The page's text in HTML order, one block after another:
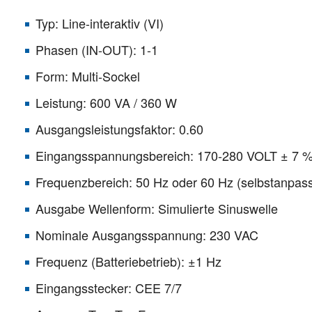
Typ: Line-interaktiv (VI)
Phasen (IN-OUT): 1-1
Form: Multi-Sockel
Leistung: 600 VA / 360 W
Ausgangsleistungsfaktor: 0.60
Eingangsspannungsbereich: 170-280 VOLT ± 7
Frequenzbereich: 50 Hz oder 60 Hz
Ausgabe Wellenform: Simulierte Sinuswelle
Nominale Ausgangsspannung: 230 VAC
Frequenz (Batteriebetrieb): ±1 Hz
Eingangsstecker: CEE 7/7